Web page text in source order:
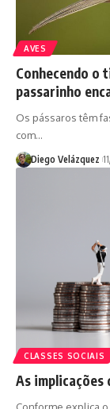
AVES
Conhecendo o
passarinho
Os pássaros têm
com…
Diego Velázquez
CLASSES SOCIAIS
As implicações